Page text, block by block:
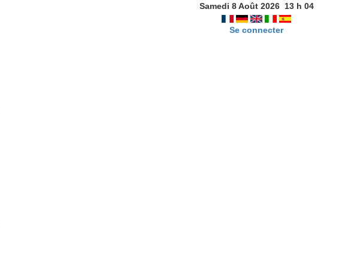
Samedi 8 Août 2026 13h 04
Se connecter